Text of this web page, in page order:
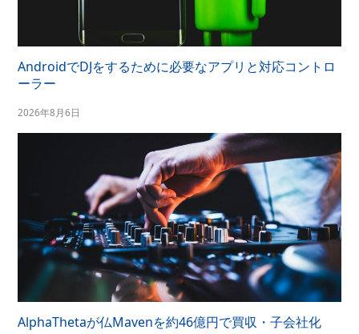
AndroidでDJをするために必要なアプリと対応コントロ
ーラー
2026年8月6日
AlphaThetaが仏Mavenを約46億円で買収・子会社化